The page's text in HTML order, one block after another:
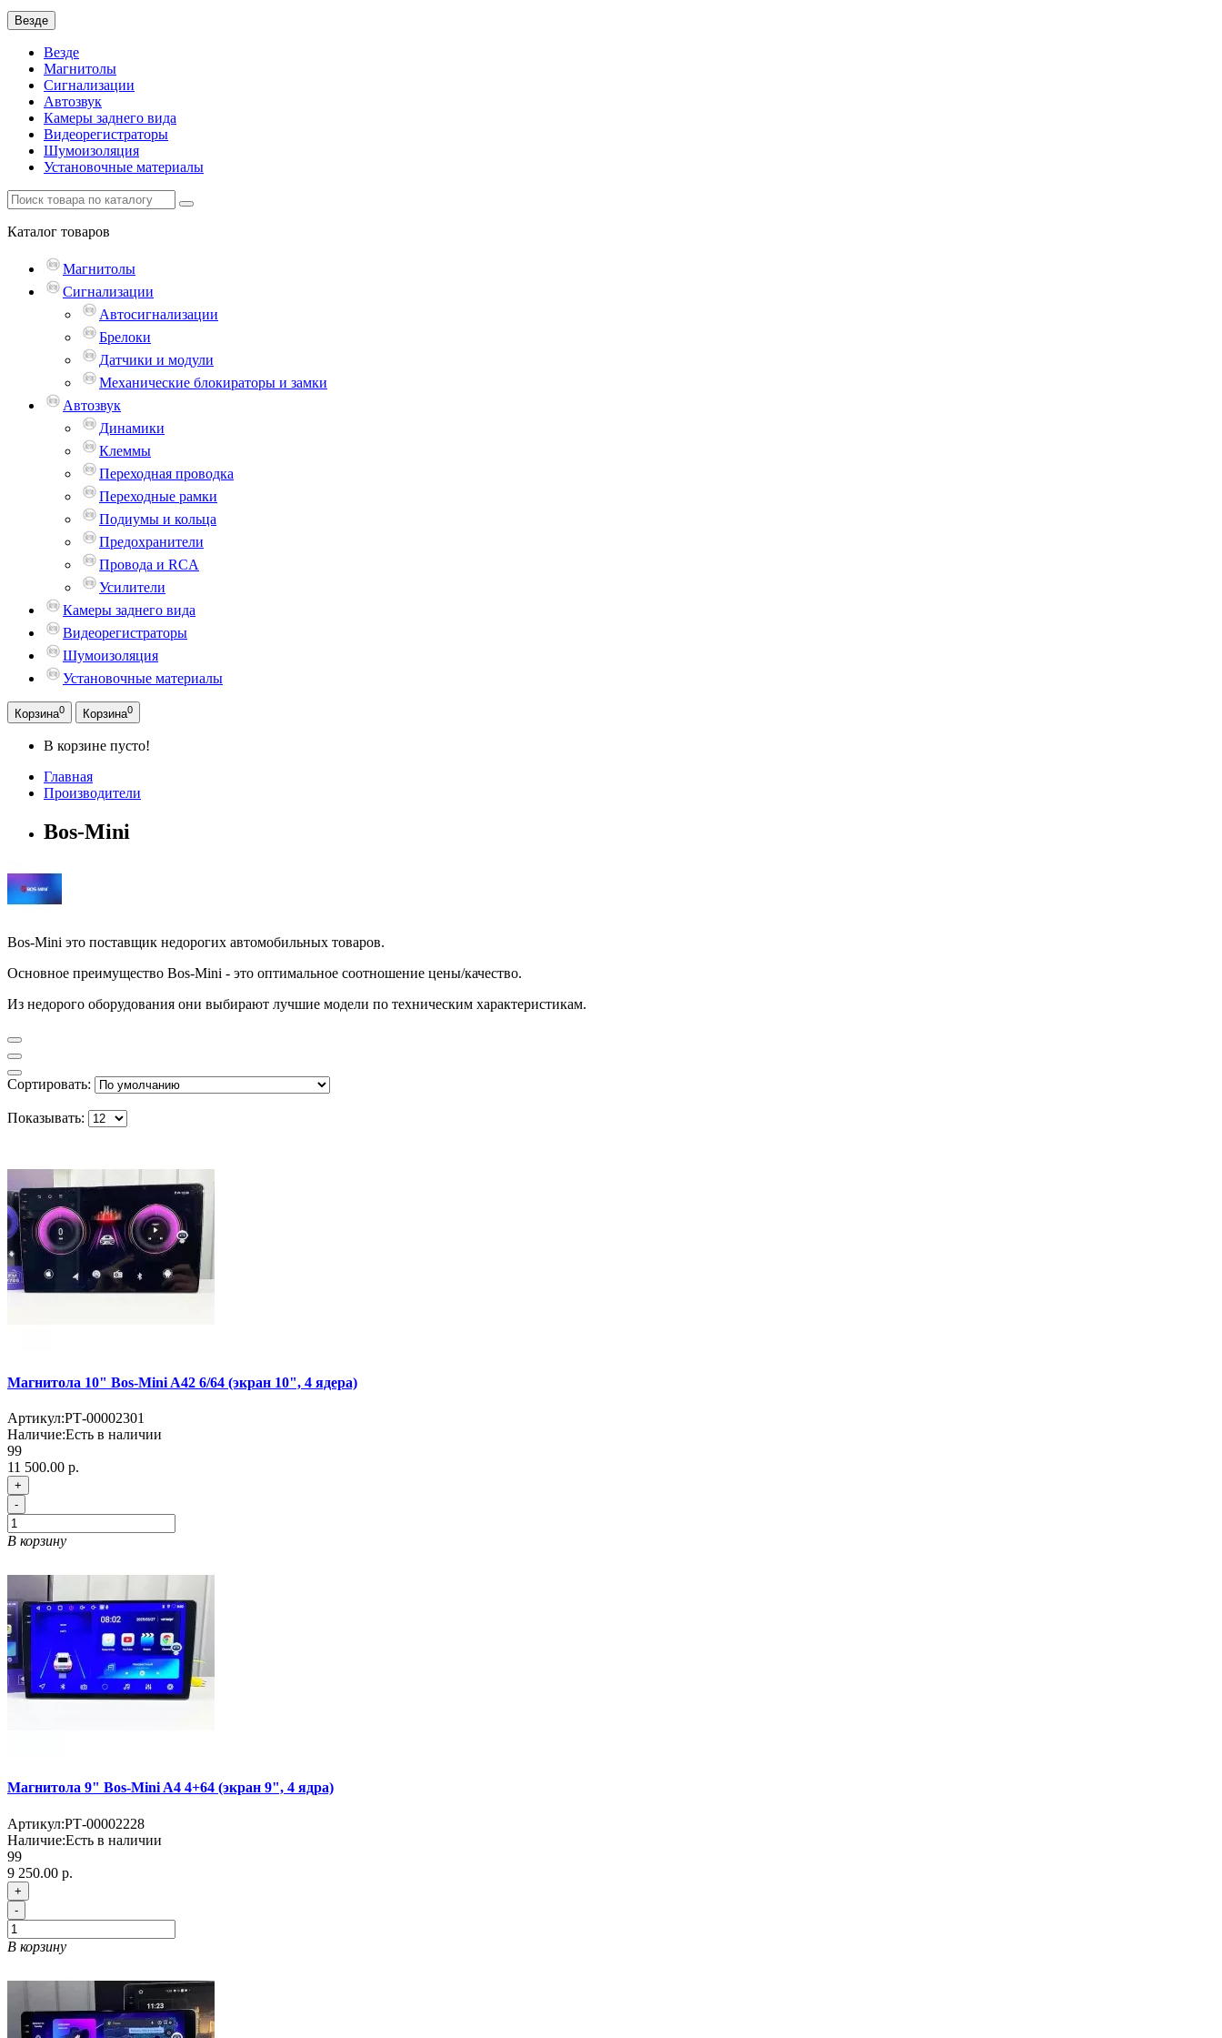
Везде
Везде
Магнитолы
Сигнализации
Автозвук
Камеры заднего вида
Видеорегистраторы
Шумоизоляция
Установочные материалы
Каталог товаров
Магнитолы
Сигнализации
Автосигнализации
Брелоки
Датчики и модули
Механические блокираторы и замки
Автозвук
Динамики
Клеммы
Переходная проводка
Переходные рамки
Подиумы и кольца
Предохранители
Провода и RCA
Усилители
Камеры заднего вида
Видеорегистраторы
Шумоизоляция
Установочные материалы
Корзина0 Корзина0
В корзине пусто!
Главная
Производители
Bos-Mini
Bos-Mini это поставщик недорогих автомобильных товаров.
Основное преимущество Bos-Mini - это оптимальное соотношение цены/качество.
Из недорого оборудования они выбирают лучшие модели по техническим характеристикам.
Сортировать:
Показывать:
Магнитола 10" Bos-Mini A42 6/64 (экран 10", 4 ядера)
Артикул:РТ-00002301
Наличие:Есть в наличии
99
11 500.00 р.
+
-
В корзину
Магнитола 9" Bos-Mini A4 4+64 (экран 9", 4 ядра)
Артикул:РТ-00002228
Наличие:Есть в наличии
99
9 250.00 р.
+
-
В корзину